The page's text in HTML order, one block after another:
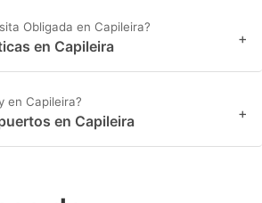
Obligada en Capileira?
en Capileira +
en Capileira?
en Capileira +